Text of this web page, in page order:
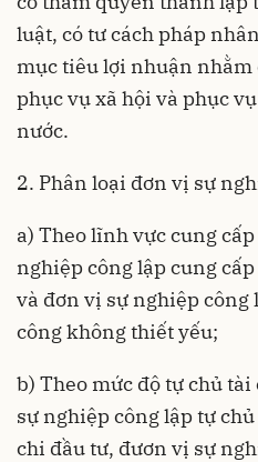
luật, có tư cách pháp
mục tiêu lợi nhuận nhằm
phục vụ xã hội và phục
nước.
2. Phân loại đơn vị sự
a) Theo lĩnh vực cung
nghiệp công lập cung
và đơn vị sự nghiệp công
công không thiết yếu;
b) Theo mức độ tự chủ
sự nghiệp công lập tự
chi đầu tư, đươn vị sự